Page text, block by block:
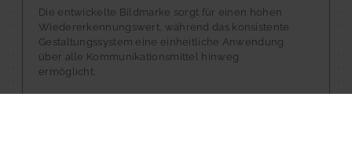
Die entwickelte Bildmarke sorgt für einen hohen
Wiedererkennungswert, während das konsistente
Gestaltungssystem eine einheitliche Anwendung
über alle Kommunikationsmittel hinweg
ermöglicht.